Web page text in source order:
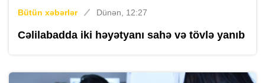
Bütün xəbərlər Dünən, 12:27
Cəlilabadda iki həyətyanı sahə və tövlə yanıb